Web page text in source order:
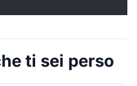
ti sei perso